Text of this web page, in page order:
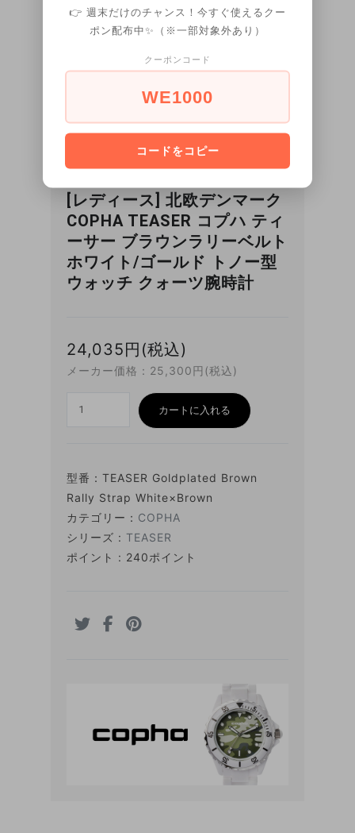
機能・特徴
コプハオリジナルのトノー型
ケース
1年
正規品専用時計BOX、取扱説
[レディース] 北欧デンマーク
COPHA TEASER コプハ ティ
ーサー ブラウンラリーベルト
ホワイト/ゴールド トノー型
ウォッチ クォーツ腕時計
24,035円(税込)
メーカー価格：25,300円(税込)
カートに入れる
型番： TEASER Goldplated Brown
Rally Strap White×Brown
カテゴリー： COPHA
シリーズ : TEASER
ポイント : 240ポイント
BRAND STORY
👉 週末だけのチャンス！今すぐ使えるクー
ポン配布中✨（※一部対象外あり）
クーポンコード
WE1000
コードをコピー